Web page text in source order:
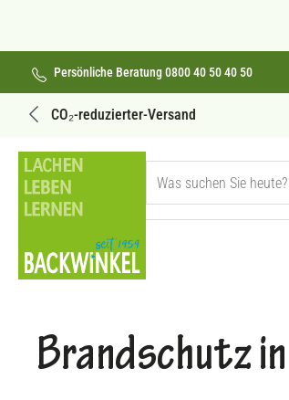
Persönliche Beratung 0800 40 50 40 50
Versandkostenfrei ab 69€
Brandschutz